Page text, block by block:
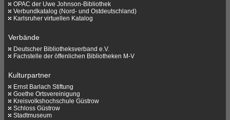
OPAC der Uwe Johnson-Bibliothek
Verbundkatalog (Nord- und Ostdeutschland)
Karlsruher virtuellen Katalog
Verbände
Deutscher Bibliotheksverband e.V.
Fachstelle der öffenlichen Bibliotheken M-V
Kulturpartner
Ernst Barlach Stiftung
Goethe Ortsvereinigung
Kreisvolkshochschule Güstrow
Schloss Güstrow
Stadtmuseum